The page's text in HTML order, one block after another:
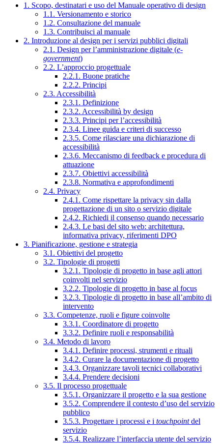
1. Scopo, destinatari e uso del Manuale operativo di design
1.1. Versionamento e storico
1.2. Consultazione del manuale
1.3. Contribuisci al manuale
2. Introduzione al design per i servizi pubblici digitali
2.1. Design per l’amministrazione digitale (e-
government)
2.2. L’approccio progettuale
2.2.1. Buone pratiche
2.2.2. Principi
2.3. Accessibilità
2.3.1. Definizione
2.3.2. Accessibilità by design
2.3.3. Principi per l’accessibilità
2.3.4. Linee guida e criteri di successo
2.3.5. Come rilasciare una dichiarazione di
accessibilità
2.3.6. Meccanismo di feedback e procedura di
attuazione
2.3.7. Obiettivi accessibilità
2.3.8. Normativa e approfondimenti
2.4. Privacy
2.4.1. Come rispettare la privacy sin dalla
progettazione di un sito o servizio digitale
2.4.2. Richiedi il consenso quando necessario
2.4.3. Le basi del sito web: architettura,
informativa privacy, riferimenti DPO
3. Pianificazione, gestione e strategia
3.1. Obiettivi del progetto
3.2. Tipologie di progetti
3.2.1. Tipologie di progetto in base agli attori
coinvolti nel servizio
3.2.2. Tipologie di progetto in base al focus
3.2.3. Tipologie di progetto in base all’ambito di
intervento
3.3. Competenze, ruoli e figure coinvolte
3.3.1. Coordinatore di progetto
3.3.2. Definire ruoli e responsabilità
3.4. Metodo di lavoro
3.4.1. Definire processi, strumenti e rituali
3.4.2. Curare la documentazione di progetto
3.4.3. Organizzare tavoli tecnici collaborativi
3.4.4. Prendere decisioni
3.5. Il processo progettuale
3.5.1. Organizzare il progetto e la sua gestione
3.5.2. Comprendere il contesto d’uso del servizio
pubblico
3.5.3. Progettare i processi e i touchpointdel
servizio
3.5.4. Realizzare l’interfaccia utente del servizio